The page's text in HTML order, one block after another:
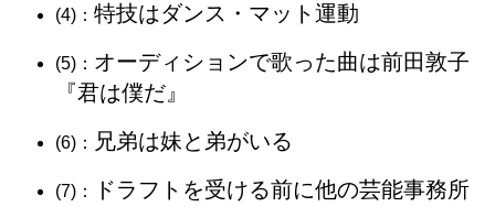
(4)： 特技はダンス・マット運動
(5)： オーディションで歌った曲は前田敦子
『君は僕だ』
(6)： 兄弟は妹と弟がいる
(7)：
ドラフトを受ける前に他の芸能事務所